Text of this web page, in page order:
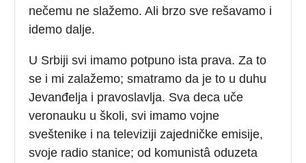
nečemu ne slažemo. Ali brzo sve rešavamo i
idemo dalje.
U Srbiji svi imamo potpuno ista prava. Za to
se i mi zalažemo; smatramo da je to u duhu
Jevanđelja i pravoslavlja. Sva deca uče
veronauku u školi, svi imamo vojne
sveštenike i na televiziji zajedničke emisije,
svoje radio stanice; od komunistâ oduzeta